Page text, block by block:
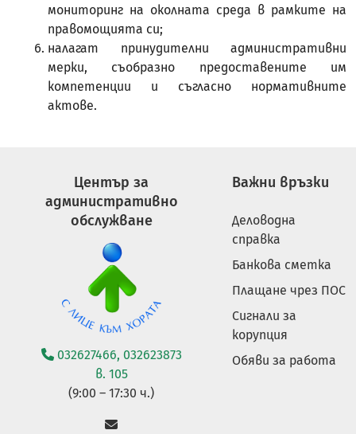
мониторинг на околната среда в рамките на
правомощията си;
налагат принудителни административни
мерки, съобразно предоставените им
компетенции и съгласно нормативните
актове.
Център за
административно
обслужване
032627466, 032623873
в. 105
(9:00 – 17:30 ч.)
Важни връзки
Деловодна
справка
Банкова сметка
Плащане чрез ПОС
Сигнали за
корупция
Обяви за работа